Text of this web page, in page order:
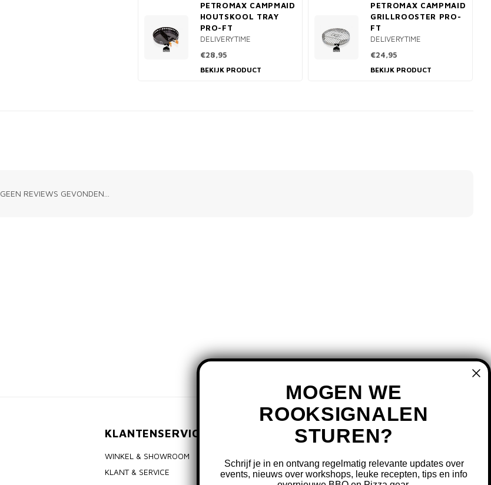
PETROMAX CAMPMAID
HOUTSKOOL TRAY
PRO-FT
DELIVERYTIME
€28,95
BEKIJK PRODUCT
PETROMAX CAMPMAID
GRILLROOSTER PRO-
FT
DELIVERYTIME
€24,95
BEKIJK PRODUCT
GEEN REVIEWS GEVONDEN...
KLANTENSERVICE
WINKEL & SHOWROOM
KLANT & SERVICE
MIJN ACCOUNT
MIJN BESTELLINGEN
MOGEN WE
ROOKSIGNALEN
STUREN?
Schrijf je in en ontvang regelmatig relevante updates over
events, nieuws over workshops, leuke recepten, tips en info